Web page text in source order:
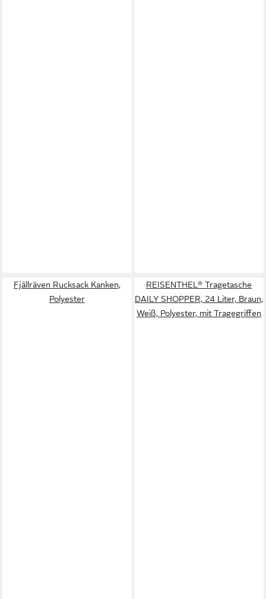
Fjällräven Rucksack Kanken,
Polyester
REISENTHEL® Tragetasche
DAILY SHOPPER, 24 Liter, Braun,
Weiß, Polyester, mit Tragegriffen